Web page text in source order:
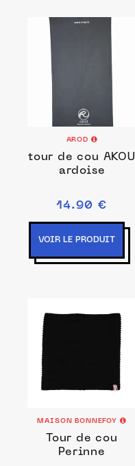
AROD
tour de cou AKOU
ardoise
14.90 €
VOIR LE PRODUIT
MAISON BONNEFOY
Tour de cou
Perinne